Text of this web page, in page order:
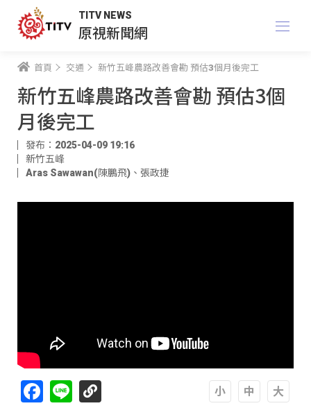
TITV NEWS
原視新聞網
首頁 交通 新竹五峰農路改善會勘 預估3個月後完工
新竹五峰農路改善會勘 預估3個
月後完工
發布：2025-04-09 19:16
新竹五峰
Aras Sawawan(陳鵬飛) 、 張政捷
Facebook
Line